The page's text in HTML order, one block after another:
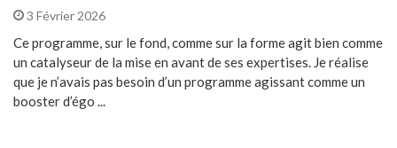
3 Février 2026
Ce programme, sur le fond, comme sur la forme agit bien comme
un catalyseur de la mise en avant de ses expertises. Je réalise
que je n’avais pas besoin d’un programme agissant comme un
booster d’égo ...